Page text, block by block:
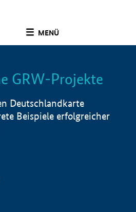
MENÜ
Info
GRW-Projekte
Deutschlandkarte
Beispiele erfolgreicher